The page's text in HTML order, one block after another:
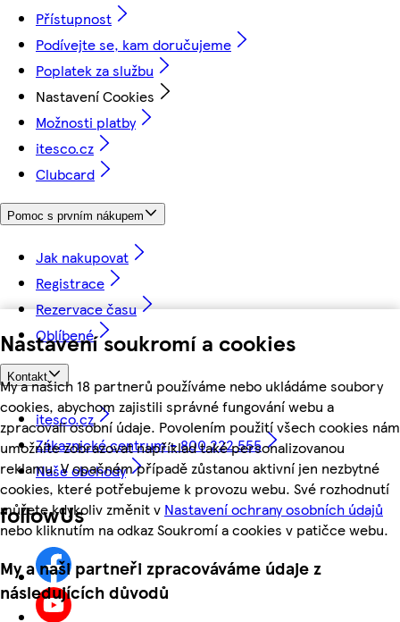
Nastavení soukromí a cookies
My a našich 18 partnerů používáme nebo ukládáme soubory
cookies, abychom zajistili správné fungování webu a
zpracovali osobní údaje. Povolením použití všech cookies nám
umožníte zobrazovat například také personalizovanou
reklamu. V opačném případě zůstanou aktivní jen nezbytné
cookies, které potřebujeme k provozu webu. Své rozhodnutí
můžete kdykoliv změnit v Nastavení ochrany osobních údajů
nebo kliknutím na odkaz Soukromí a cookies v patičce webu.
My a naši partneři zpracováváme údaje z
následujících důvodů
Přístupnost
Podívejte se, kam doručujeme
Poplatek za službu
Nastavení Cookies
Možnosti platby
itesco.cz
Clubcard
Pomoc s prvním nákupem
Jak nakupovat
Registrace
Rezervace času
Oblíbené
Kontakt
itesco.cz
Zákaznické centrum - 800 222 555
Naše obchody
followUs